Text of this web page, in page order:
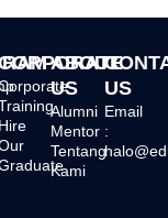
Hire
ABOUT
US
Alumni
Mentor
Tentang
Kami
US
Email
: